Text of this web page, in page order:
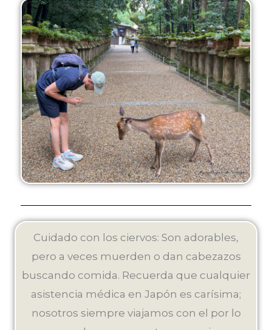
Cuidado con los ciervos: Son adorables,
pero a veces muerden o dan cabezazos
buscando comida. Recuerda que cualquier
asistencia médica en Japón es carísima;
nosotros siempre viajamos con el por lo